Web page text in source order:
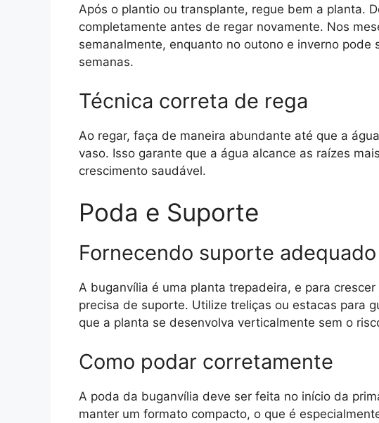
Após o plantio ou transplante, regue bem a planta.
completamente antes de regar novamente. Nos
semanalmente, enquanto no outono e inverno
semanas.
Técnica correta de rega
Ao regar, faça de maneira abundante até que a
vaso. Isso garante que a água alcance as raízes
crescimento saudável.
Poda e Suporte
Fornecendo suporte adequado
A buganvília é uma planta trepadeira, e para
precisa de suporte. Utilize treliças ou estacas para
que a planta se desenvolva verticalmente sem o
Como podar corretamente
A poda da buganvília deve ser feita no início da
manter um formato compacto, o que é